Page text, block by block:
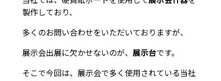
製作しており、
多くのお問い合わせをいただいておりますが、
展示会出展に欠かせないのが、 展示台です。
そこで今回は、展示会で多く使用されている当社